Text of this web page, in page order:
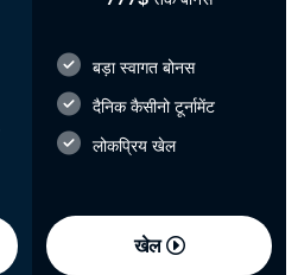
बड़ा स्वागत बोनस
दैनिक कैसीनो टूर्नामेंट
लोकप्रिय खेल
खेल